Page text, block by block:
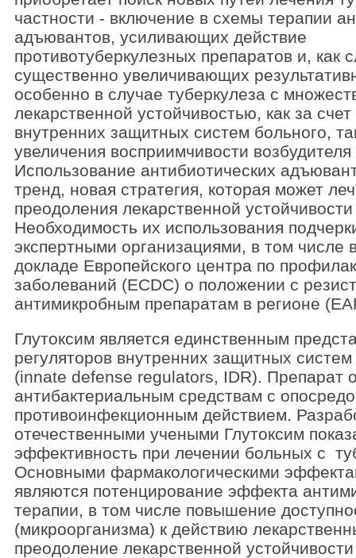
частности - включение в схемы терапии
адъювантов, усиливающих действие
противотуберкулезных препаратов и, как
существенно увеличивающих
особенно в случае туберкулеза с
лекарственной устойчивостью, как за
внутренних защитных систем больного,
увеличения восприимчивости возбудителя
Использование антибиотических
тренд, новая стратегия, которая может
преодоления лекарственной
Необходимость их использования
экспертными организациями, в том числе
докладе Европейского центра по
заболеваний (ECDC) о положении с
антимикробным препаратам в регионе
Глутоксим является единственным
регуляторов внутренних защитных
(innate defense regulators, IDR). Препарат
антибактериальным средствам с
противоинфекционным действием.
отечественными учеными Глутоксим
эффективность при лечении больных с
Основными фармакологическими
являются потенцирование эффекта
терапии, в том числе повышение
(микроорганизма) к действию
преодоление лекарственной